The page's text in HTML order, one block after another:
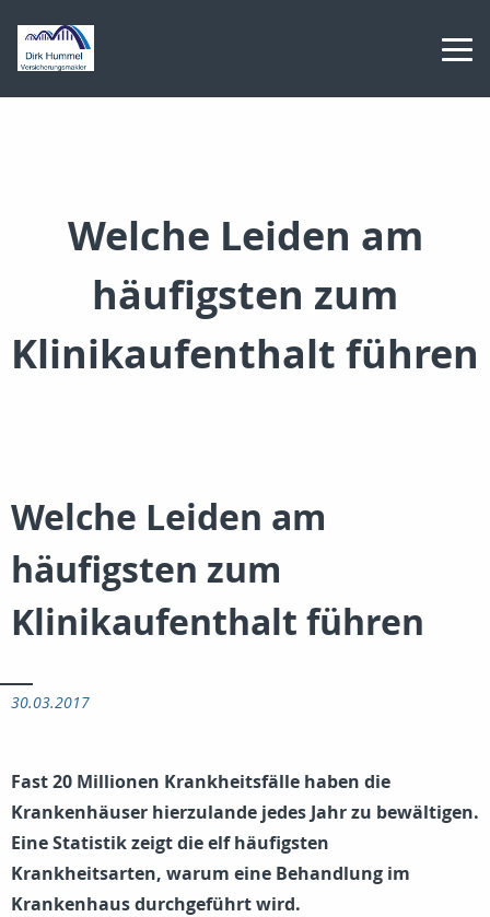
Welche Leiden am
häufigsten zum
Klinikaufenthalt führen
Welche Leiden am
häufigsten zum
Klinikaufenthalt führen
30.03.2017
Fast 20 Millionen Krankheitsfälle haben die
Krankenhäuser hierzulande jedes Jahr zu bewältigen.
Eine Statistik zeigt die elf häufigsten
Krankheitsarten, warum eine Behandlung im
Krankenhaus durchgeführt wird.